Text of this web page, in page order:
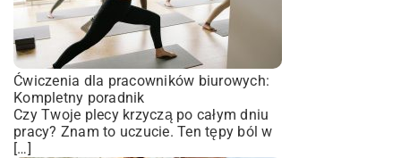
Ćwiczenia dla pracowników biurowych:
Kompletny poradnik
Czy Twoje plecy krzyczą po całym dniu
pracy? Znam to uczucie. Ten tępy ból w
[…]